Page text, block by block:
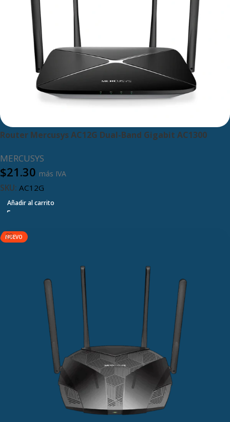
Router Mercusys AC12G Dual-Band Gigabit AC1300
MERCUSYS
$21.30 más IVA
SKU: AC12G
Añadir al carrito
NUEVO